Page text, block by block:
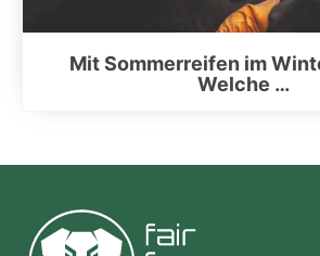
Mit Sommerreifen im
Welche …